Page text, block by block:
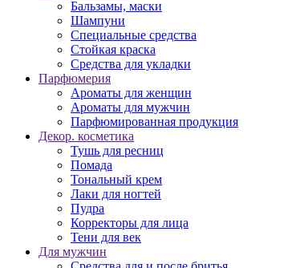
Бальзамы, маски
Шампуни
Специальные средства
Стойкая краска
Средства для укладки
Парфюмерия
Ароматы для женщин
Ароматы для мужчин
Парфюмированная продукция
Декор. косметика
Тушь для ресниц
Помада
Тональный крем
Лаки для ногтей
Пудра
Корректоры для лица
Тени для век
Для мужчин